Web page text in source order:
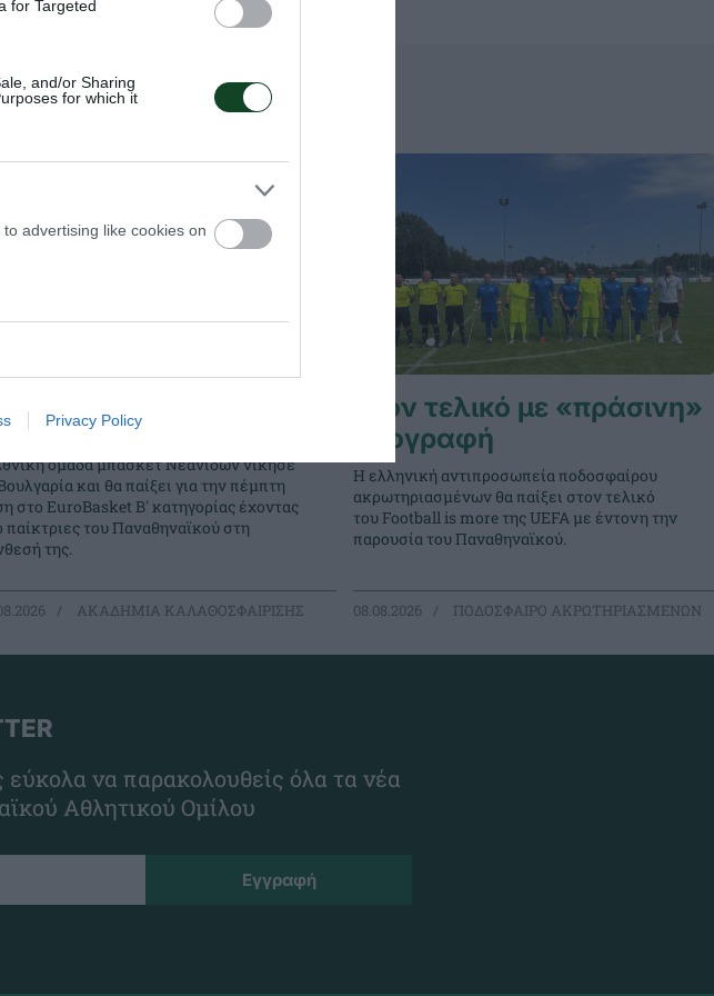
for Targeted
and/or Sharing
for which it
advertising like cookies on
Privacy Policyγια την πέμπτη
η Εθνική Νεανίδων
ομάδα μπάσκετ Νεανίδων νίκησε
και θα παίξει για την πέμπτη
στο EuroBasket Β' κατηγορίας έχοντας
παίκτριες του Παναθηναϊκού στη
της.
ΑΚΑΔΗΜΙΑ ΚΑΛΑΘΟΣΦΑΙΡΙΣΗΣ
Στον τελικό με «πράσινη»
υπογραφή
Η ελληνική αντιπροσωπεία ποδοσφαίρου
ακρωτηριασμένων θα παίξει στον τελικό
του Football is more της UEFA με έντονη την
παρουσία του Παναθηναϊκού.
08.08.2026 ΠΟΔΟΣΦΑΙΡΟ ΑΚΡΩΤΗΡΙΑΣΜΕΝΩΝ
να παρακολουθείς όλα τα νέα
Αθλητικού Ομίλου